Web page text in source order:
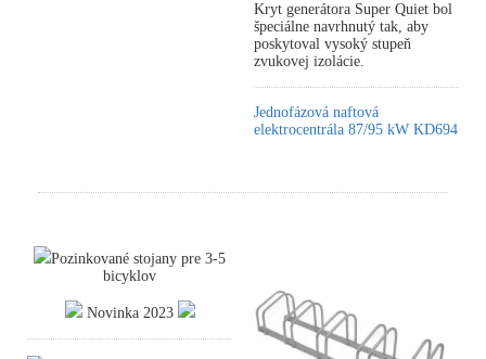
Kryt generátora Super Quiet bol
špeciálne navrhnutý tak, aby
poskytoval vysoký stupeň
zvukovej izolácie.
Jednofázová naftová
elektrocentrála 87/95 kW KD694
Pozinkované stojany pre 3-5
bicyklov
Novinka 2023